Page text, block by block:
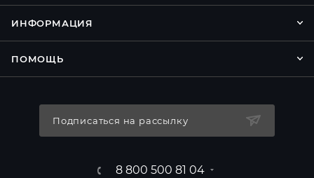
ИНФОРМАЦИЯ
ПОМОЩЬ
Подписаться на рассылку
8 800 500 81 04